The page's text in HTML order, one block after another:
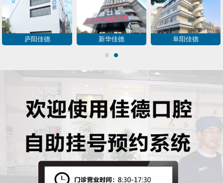
包河佳德 肥西佳德 蜀山佳德